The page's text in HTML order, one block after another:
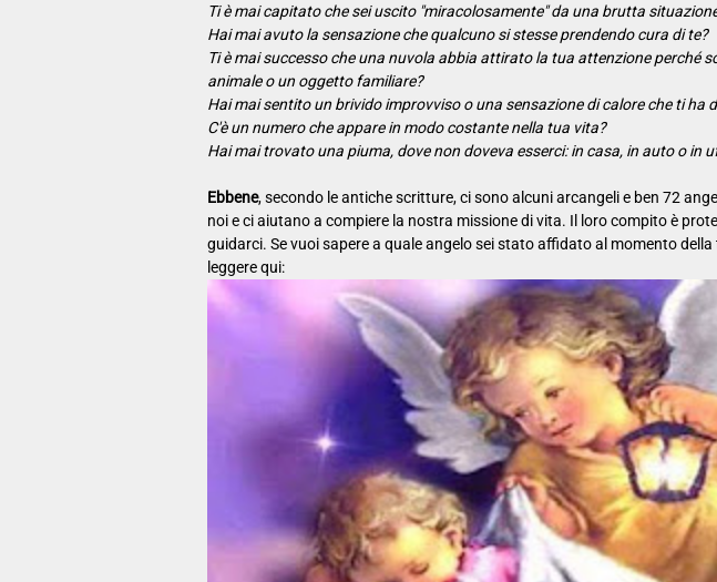
Ti è mai capitato che sei uscito "miracolosamente" da una brutta
Hai mai avuto la sensazione che qualcuno si stesse prendendo cura di te?
Ti è mai successo che una nuvola abbia attirato la tua attenzione perché
animale o un oggetto familiare?
Hai mai sentito un brivido improvviso o una sensazione di calore che ti ha
C'è un numero che appare in modo costante nella tua vita?
Hai mai trovato una piuma, dove non doveva esserci: in casa, in auto o in
Ebbene, secondo le antiche scritture, ci sono alcuni arcangeli e ben 72
noi e ci aiutano a compiere la nostra missione di vita. Il loro compito è
guidarci. Se vuoi sapere a quale angelo sei stato affidato al momento
leggere qui: